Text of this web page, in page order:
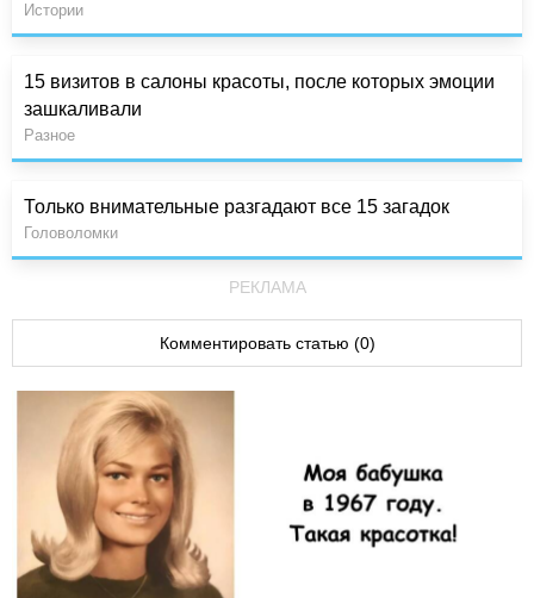
Истории
15 визитов в салоны красоты, после которых эмоции
зашкаливали
Разное
Только внимательные разгадают все 15 загадок
Головоломки
РЕКЛАМА
Комментировать статью (0)